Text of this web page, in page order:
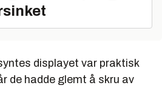
displayet var praktisk
de hadde glemt å skru av